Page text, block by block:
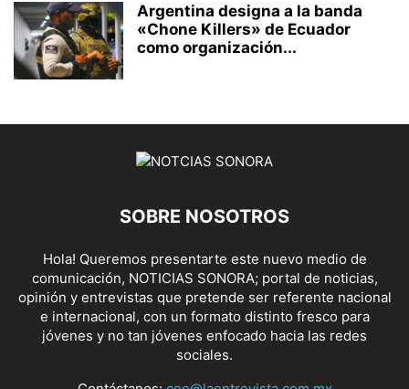
Argentina designa a la banda
«Chone Killers» de Ecuador
como organización...
SOBRE NOSOTROS
Hola! Queremos presentarte este nuevo medio de
comunicación, NOTICIAS SONORA; portal de noticias,
opinión y entrevistas que pretende ser referente nacional
e internacional, con un formato distinto fresco para
jóvenes y no tan jóvenes enfocado hacia las redes
sociales.